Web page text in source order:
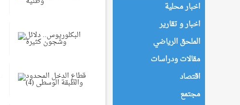
اخبار محلية
اخبار و تقارير
الملحق الرياضي
مقالات ودراسات
اقتصاد
مجتمع